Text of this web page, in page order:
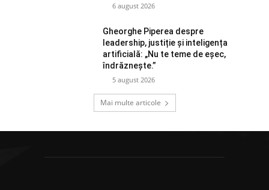
6 august 2026
Gheorghe Piperea despre
leadership, justiție și inteligența
artificială: „Nu te teme de eșec,
îndrăznește.”
5 august 2026
Mai multe articole